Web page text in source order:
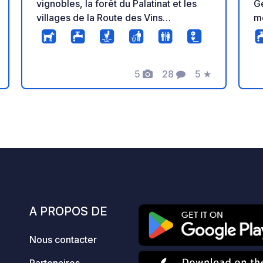
vignobles, la forêt du Palatinat et les
villages de la Route des Vins
allemande. Réservation conseillée.
5
Photos
28
Commentaires
5
Note
★
A PROPOS DE
Nous contacter